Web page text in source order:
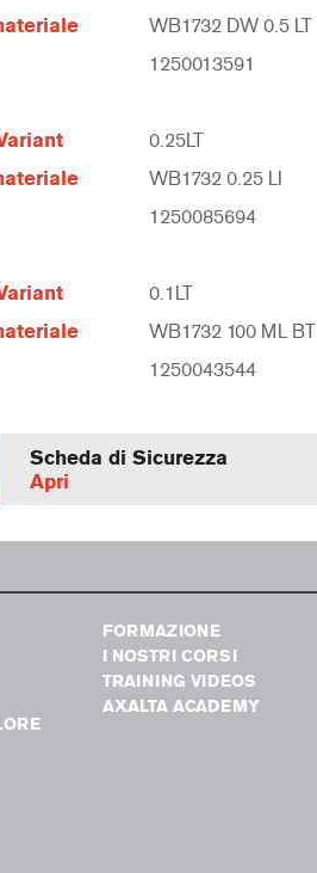
WB1732 DW 0.5 LT
1250013591
0.25LT
WB1732 0.25 LI
1250085694
0.1LT
WB1732 100 ML BT
1250043544
Scheda di Sicurezza
Apri
FORMAZIONE
I NOSTRI CORSI
TRAINING VIDEOS
AXALTA ACADEMY